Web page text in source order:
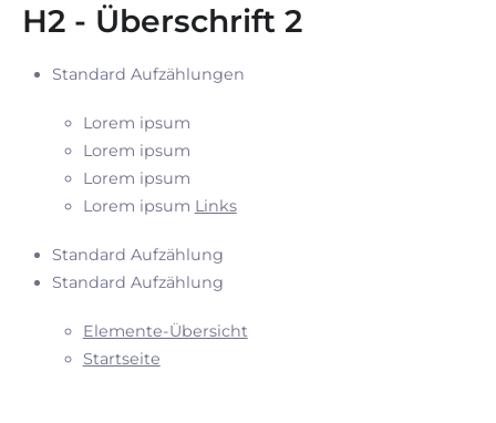
H2 - Überschrift 2
Standard Aufzählungen
Lorem ipsum
Lorem ipsum
Lorem ipsum
Lorem ipsum Links
Standard Aufzählung
Standard Aufzählung
Elemente-Übersicht
Startseite